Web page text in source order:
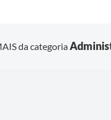
da categoria